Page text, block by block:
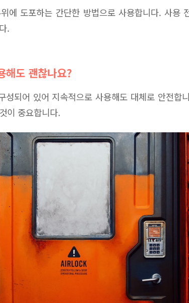
에 도포하는 간단한 방법으로 사용합니다. 사용
.
해도 괜찮나요?
성되어 있어 지속적으로 사용해도 대체로 안전합
이 중요합니다.